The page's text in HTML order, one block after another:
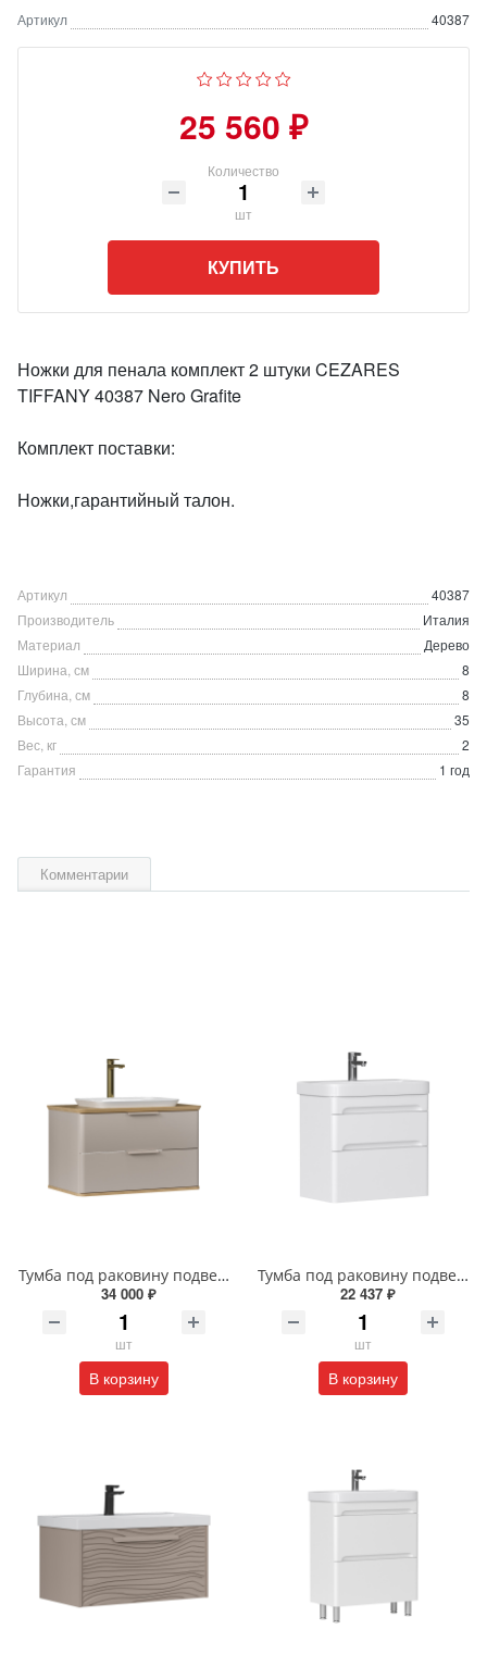
Артикул 40387
25 560 ₽
Количество
шт
КУПИТЬ
Ножки для пенала комплект 2 штуки CEZARES
TIFFANY 40387 Nero Grafite
Комплект поставки:
Ножки,гарантийный талон.
Артикул
40387
Производитель
Италия
Материал
Дерево
Ширина, см
8
Глубина, см
8
Высота, см
35
Вес, кг
2
Гарантия
1 год
Комментарии
Тумба под раковину подвесная EQUIL Десерт 80.2Я/Desert 80.2Y с ручками в цвет амарок tpDSRT80.2Y-25R амарок/дуб
34 000 ₽
шт
В корзину
Тумба под раковину подвесная EQUIL Найс 70 см tpNICE70.2Y-05 белая
22 437 ₽
шт
В корзину